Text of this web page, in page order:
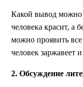
Какой вывод можно
человека красит, а
можно проявить все
человек заржавеет и
2. Обсуждение